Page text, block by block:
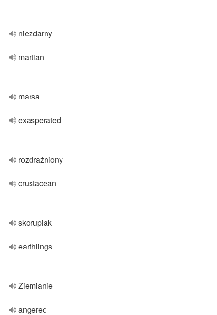
niezdarny
martian
marsa
exasperated
rozdrażniony
crustacean
skorupiak
earthlings
Ziemianie
angered